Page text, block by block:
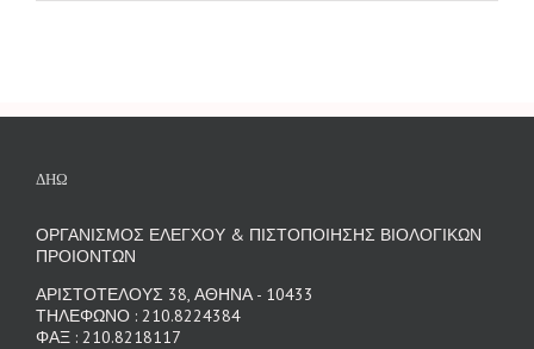
ΔΗΩ
ΟΡΓΑΝΙΣΜΟΣ ΕΛΕΓΧΟΥ & ΠΙΣΤΟΠΟΙΗΣΗΣ ΒΙΟΛΟΓΙΚΩΝ
ΠΡΟΙΟΝΤΩΝ
ΑΡΙΣΤΟΤΕΛΟΥΣ 38, ΑΘΗΝΑ - 10433
ΤΗΛΕΦΩΝΟ : 210.8224384
ΦΑΞ : 210.8218117